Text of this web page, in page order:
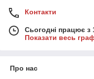
Контакти
Сьогодні працює з
Показати весь
Про нас